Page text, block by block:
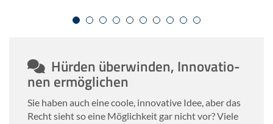
Hür­den über­win­den, In­no­va­tio­
nen er­mög­li­chen
Sie haben auch eine coole, in­no­va­ti­ve Idee, aber das
Recht sieht so eine Mög­lich­keit gar nicht vor? Viele